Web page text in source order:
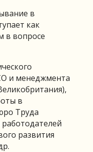
в
как
в вопросе
и менеджмента
в
Труда
развития